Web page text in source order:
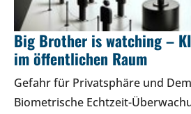
Big Brother is watching –
im öffentlichen Raum
Gefahr für Privatsphäre und
Biometrische Echtzeit-